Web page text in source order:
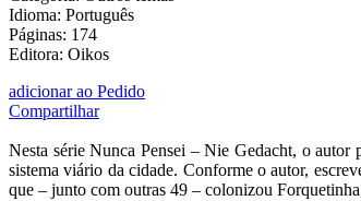
Idioma: Português
Páginas: 174
Editora: Oikos
adicionar ao Pedido
Compartilhar
Nesta série Nunca Pensei – Nie Gedacht, o autor
sistema viário da cidade. Conforme o autor,
que – junto com outras 49 – colonizou